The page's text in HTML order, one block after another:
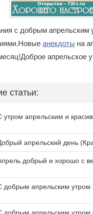
с добрым апрельским
анекдоты на
апрельское
статьи:
утром апрельским и
апрельский день
добрый и хорошо с
добрым апрельским